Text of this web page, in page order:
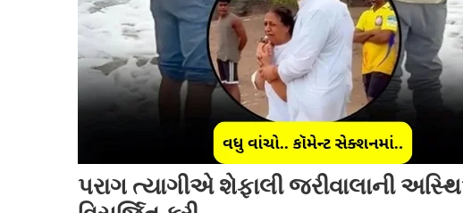
પરાગ ત્યાગીએ શેફાલી જરીવાલાની